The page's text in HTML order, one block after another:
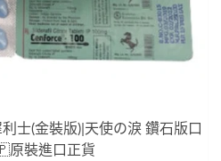
士(金裝版)|天使の淚 鑽石版口
原裝進口正貨